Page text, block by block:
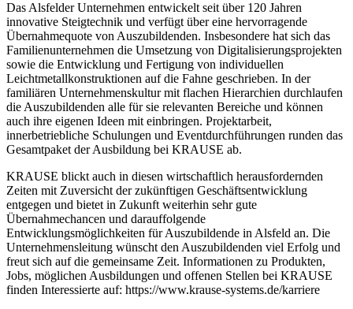
Das Alsfelder Unternehmen entwickelt seit über 120 Jahren
innovative Steigtechnik und verfügt über eine hervorragende
Übernahmequote von Auszubildenden. Insbesondere hat sich das
Familienunternehmen die Umsetzung von Digitalisierungsprojekten
sowie die Entwicklung und Fertigung von individuellen
Leichtmetallkonstruktionen auf die Fahne geschrieben. In der
familiären Unternehmenskultur mit flachen Hierarchien durchlaufen
die Auszubildenden alle für sie relevanten Bereiche und können
auch ihre eigenen Ideen mit einbringen. Projektarbeit,
innerbetriebliche Schulungen und Eventdurchführungen runden das
Gesamtpaket der Ausbildung bei KRAUSE ab.
KRAUSE blickt auch in diesen wirtschaftlich herausfordernden
Zeiten mit Zuversicht der zukünftigen Geschäftsentwicklung
entgegen und bietet in Zukunft weiterhin sehr gute
Übernahmechancen und darauffolgende
Entwicklungsmöglichkeiten für Auszubildende in Alsfeld an. Die
Unternehmensleitung wünscht den Auszubildenden viel Erfolg und
freut sich auf die gemeinsame Zeit. Informationen zu Produkten,
Jobs, möglichen Ausbildungen und offenen Stellen bei KRAUSE
finden Interessierte auf: https://www.krause-systems.de/karriere